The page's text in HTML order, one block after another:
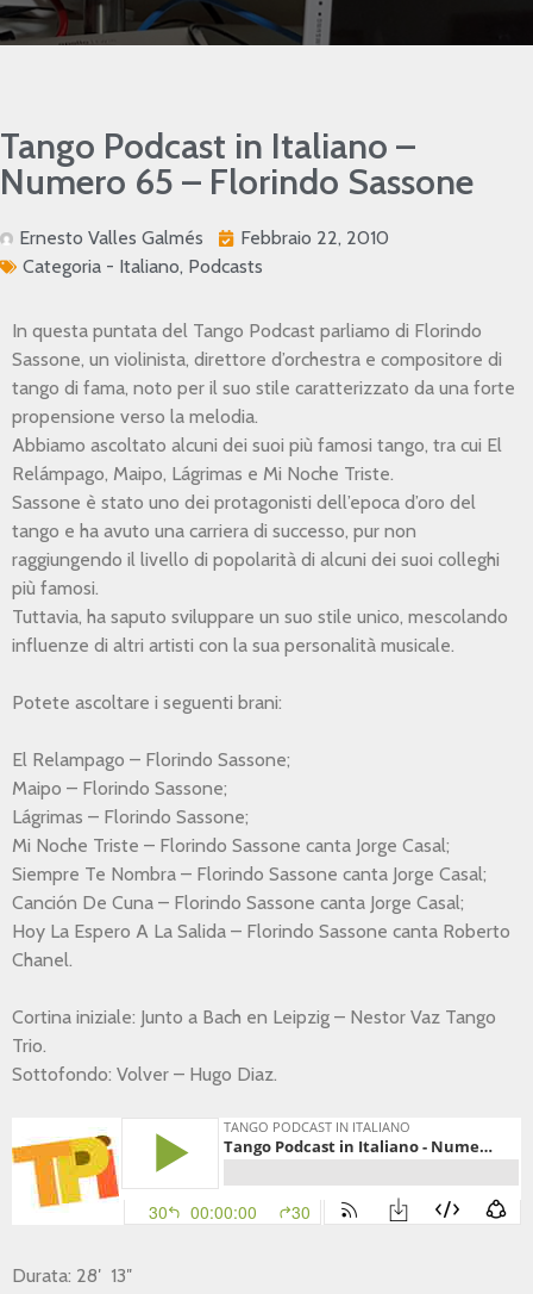
Tango Podcast in Italiano –
Numero 65 – Florindo Sassone
Ernesto Valles Galmés
Febbraio 22, 2010
Categoria - Italiano, Podcasts
In questa puntata del Tango Podcast parliamo di Florindo
Sassone, un violinista, direttore d’orchestra e compositore di
tango di fama, noto per il suo stile caratterizzato da una forte
propensione verso la melodia.
Abbiamo ascoltato alcuni dei suoi più famosi tango, tra cui El
Relámpago, Maipo, Lágrimas e Mi Noche Triste.
Sassone è stato uno dei protagonisti dell’epoca d’oro del
tango e ha avuto una carriera di successo, pur non
raggiungendo il livello di popolarità di alcuni dei suoi colleghi
più famosi.
Tuttavia, ha saputo sviluppare un suo stile unico, mescolando
influenze di altri artisti con la sua personalità musicale.
Potete ascoltare i seguenti brani:
El Relampago – Florindo Sassone;
Maipo – Florindo Sassone;
Lágrimas – Florindo Sassone;
Mi Noche Triste – Florindo Sassone canta Jorge Casal;
Siempre Te Nombra – Florindo Sassone canta Jorge Casal;
Canción De Cuna – Florindo Sassone canta Jorge Casal;
Hoy La Espero A La Salida – Florindo Sassone canta Roberto
Chanel.
Cortina iniziale: Junto a Bach en Leipzig – Nestor Vaz Tango
Trio.
Sottofondo: Volver – Hugo Diaz.
Durata: 28′ 13″